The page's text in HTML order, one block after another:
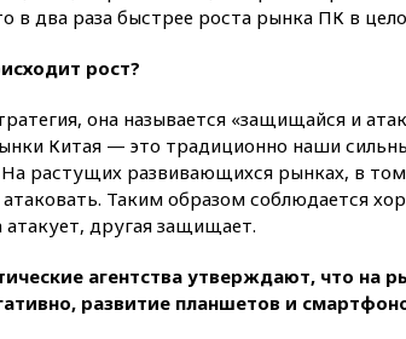
в два раза быстрее роста рынка ПК в
рост?
она называется «защищайся и
Китая — это традиционно наши
растущих развивающихся рынках, в
Таким образом соблюдается
атакует, другая защищает.
агентства утверждают, что на
развитие планшетов и